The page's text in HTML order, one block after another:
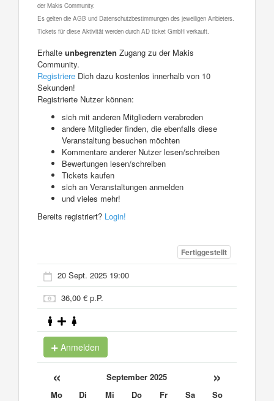
der Makis Community.
Es gelten die AGB und Datenschutzbestimmungen des jeweiligen Anbieters.
Tickets für diese Aktivität werden durch AD ticket GmbH verkauft.
Erhalte unbegrenzten Zugang zu der Makis
Community.
Registriere Dich dazu kostenlos innerhalb von 10
Sekunden!
Registrierte Nutzer können:
sich mit anderen Mitgliedern verabreden
andere Mitglieder finden, die ebenfalls diese
Veranstaltung besuchen möchten
Kommentare anderer Nutzer lesen/schreiben
Bewertungen lesen/schreiben
Tickets kaufen
sich an Veranstaltungen anmelden
und vieles mehr!
Bereits registriert? Login!
Fertiggestellt
20 Sept. 2025 19:00
36,00 € p.P.
Anmelden
« September 2025 »
Mo Di Mi Do Fr Sa
So